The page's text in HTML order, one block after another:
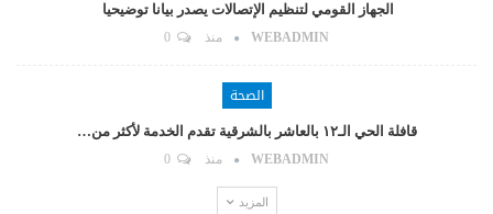
الجهاز القومي لتنظيم الإتصالات يصدر بيانا توضيحيا
WEBADMIN منذ
الصحة
قافلة الحي الـ١٢ بالعاشر بالشرقية تقدم الخدمة لأكثر من…
WEBADMIN منذ
المزيد